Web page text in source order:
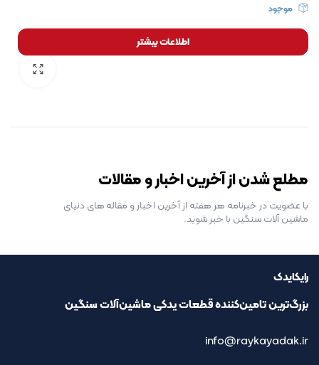
موجود
اطلاعات بیشتر
مطلع شدن از آخرین اخبار و مقالات
با عضویت در خبرنامه هر هفته از آخرین اخبار و مقاله های دنیای
ماشین آلات سنگین با خبر شوید.
رایکایدک
بزرگ‌ترین تامین‌کننده قطعات یدکی ماشین‌آلات سنگین
info@raykayadak.ir